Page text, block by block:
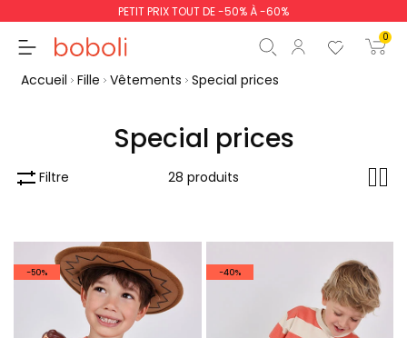
PETIT PRIX TOUT DE -50% À -60%
0
Sous-total
poursuit
Accueil Fille Vêtements Special prices
Special prices
Filtre 28 produits
-50% -40%